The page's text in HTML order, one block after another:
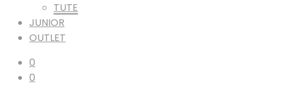
TUTE
JUNIOR
OUTLET
0
0